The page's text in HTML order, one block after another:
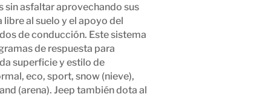
sin asfaltar aprovechando sus
al suelo y el apoyo del
de conducción. Este sistema
de respuesta para
superficie y estilo de
eco, sport, snow (nieve),
(arena). Jeep también dota al